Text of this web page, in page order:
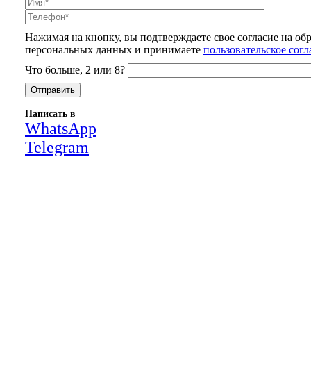
Нажимая на кнопку, вы подтверждаете свое согласие на
персональных данных и принимаете пользовательское
Что больше, 2 или 8?
Написать в
WhatsApp
Telegram